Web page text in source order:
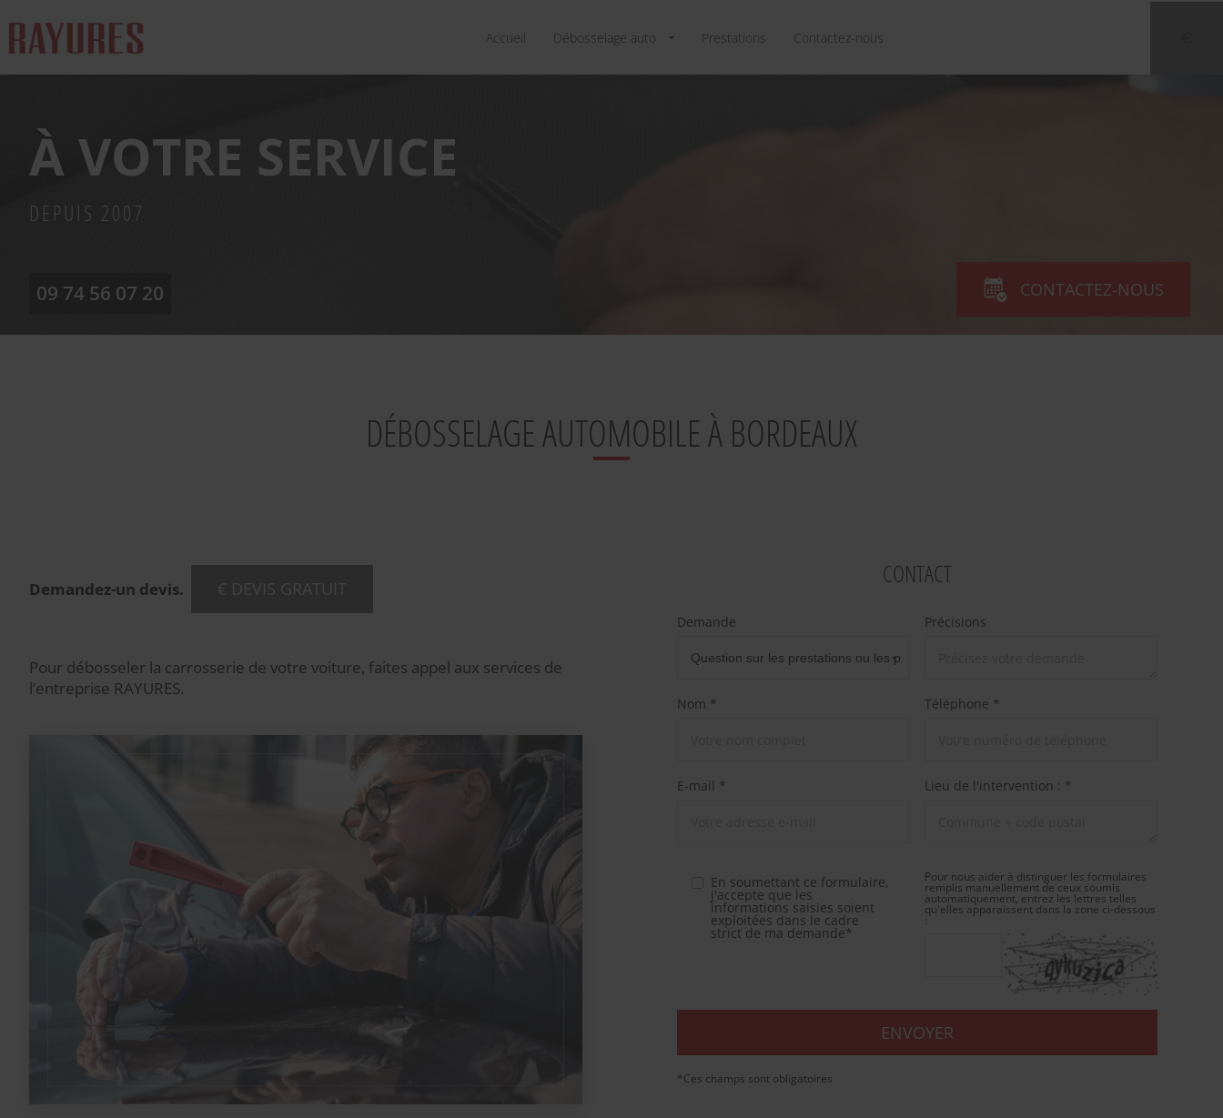
À VOTRE SERVICE
DEPUIS 2007
09 74 56 07 20 CONTACTEZ-NOUS
Accueil Débosselage auto Prestations Contactez-nous
DÉBOSSELAGE AUTOMOBILE À BORDEAUX
Demandez-un devis. € DEVIS GRATUIT
Pour débosseler la carrosserie de votre voiture, faites appel aux services de
l’entreprise RAYURES.
CONTACT
Demande Précisions
Nom * Téléphone *
E-mail * Lieu de l'intervention : *
En soumettant ce formulaire,
j'accepte que les
informations saisies soient
exploitées dans le cadre
strict de ma demande*
Pour nous aider à distinguer les formulaires
remplis manuellement de ceux soumis
automatiquement, entrez les lettres telles
qu'elles apparaissent dans la zone ci-dessous
:
*Ces champs sont obligatoires